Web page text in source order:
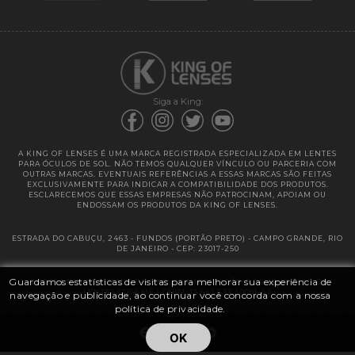
Guardamos estatísticas de visitas para melhorar sua experiência de
navegação e publicidade, ao continuar você concorda com a nossa
política de privacidade.
OK
Siga a King:
A KING OF LENSES É UMA MARCA REGISTRADA ESPECIALIZADA EM LENTES
PARA ÓCULOS DE SOL. NÃO TEMOS QUALQUER VÍNCULO OU PARCERIA COM
OUTRAS MARCAS. EVENTUAIS REFERÊNCIAS A ESSAS MARCAS SÃO FEITAS
EXCLUSIVAMENTE PARA INDICAR A COMPATIBILIDADE DOS PRODUTOS.
ESCLARECEMOS QUE ESSAS EMPRESAS NÃO PATROCINAM, APOIAM OU
ENDOSSAM OS PRODUTOS DA KING OF LENSES.
ESTRADA DO CABUÇU, 2463 - FUNDOS (PORTÃO PRETO) - CAMPO GRANDE, RIO
DE JANEIRO - CEP: 23017-250
@ 2025 | KING OF LENSES - KING OF IMPORTAÇÃO E DISTRIBUIÇÃO DE
LENTES LTDA ME | CNPJ: 13.682.533 / 0001-42